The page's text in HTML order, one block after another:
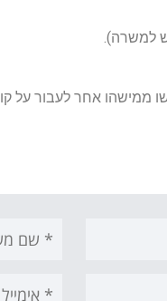
למשרה).
ממישהו אחר לעבור על